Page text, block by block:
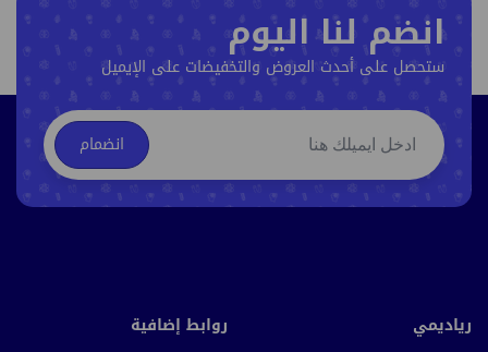
انضم لنا اليوم
ستحصل على أحدث العروض والتخفيضات على الإيميل
انضمام
رياديمي
روابط إضافية